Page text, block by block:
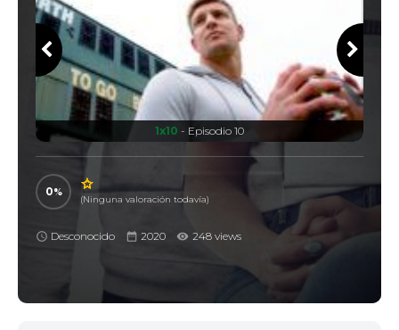
1x10 - Episodio 10
0
(Ninguna valoración todavía)
Desconocido 2020 248 views